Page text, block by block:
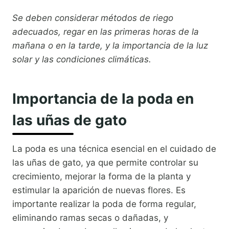
Se deben considerar métodos de riego
adecuados, regar en las primeras horas de la
mañana o en la tarde, y la importancia de la luz
solar y las condiciones climáticas.
Importancia de la poda en
las uñas de gato
La poda es una técnica esencial en el cuidado de
las uñas de gato, ya que permite controlar su
crecimiento, mejorar la forma de la planta y
estimular la aparición de nuevas flores. Es
importante realizar la poda de forma regular,
eliminando ramas secas o dañadas, y